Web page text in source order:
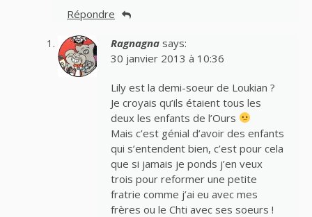
Répondre
Ragnagna says:
30 janvier 2013 à 10:36
Lily est la demi-soeur de Loukian ?
Je croyais qu’ils étaient tous les
deux les enfants de l’Ours
Mais c’est génial d’avoir des enfants
qui s’entendent bien, c’est pour cela
que si jamais je ponds j’en veux
trois pour reformer une petite
fratrie comme j’ai eu avec mes
frères ou le Chti avec ses soeurs !